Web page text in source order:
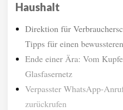
Haushalt
Direktion für
Tipps für einen
Ende einer Ära: Vom
Glasfasernetz
Verpasster WhatsApp-
zurückrufen